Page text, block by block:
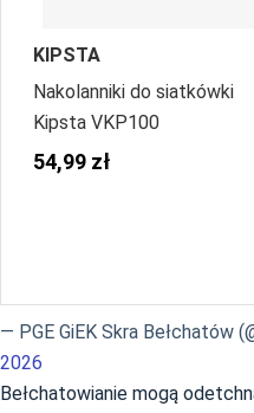
KIPSTA
Nakolanniki do siatkówki
Kipsta VKP100
54,99 zł
— PGE GiEK Skra Bełchatów
2026
Bełchatowianie mogą